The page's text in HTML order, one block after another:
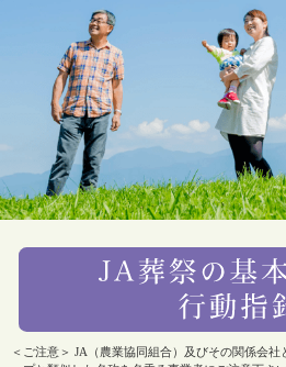
＜ご注意＞ JA（農業協同組合）及びその関係会